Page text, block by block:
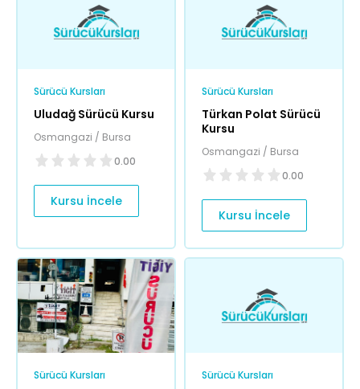
Sürücü Kursları
Uludağ Sürücü Kursu
Osmangazi / Bursa
0.00
Kursu İncele
Sürücü Kursları
Türkan Polat Sürücü
Kursu
Osmangazi / Bursa
0.00
Kursu İncele
Sürücü Kursları Sürücü Kursları